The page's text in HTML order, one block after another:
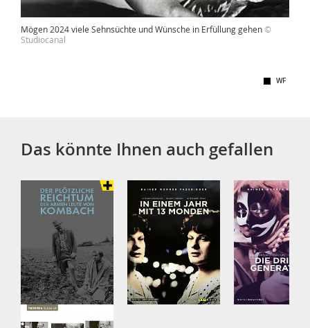
Mögen 2024 viele Sehnsüchte und Wünsche in Erfüllung gehen©
Studiocanal
WF
Das könnte Ihnen auch gefallen